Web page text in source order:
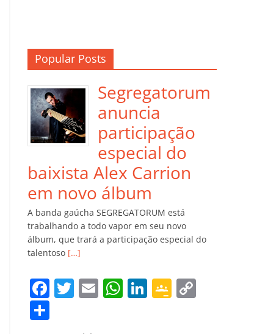
Popular Posts
Segregatorum
anuncia
participação
especial do
baixista Alex Carrion
em novo álbum
A banda gaúcha SEGREGATORUM está
trabalhando a todo vapor em seu novo
álbum, que trará a participação especial do
talentoso […]
F T
itt
E W Li G